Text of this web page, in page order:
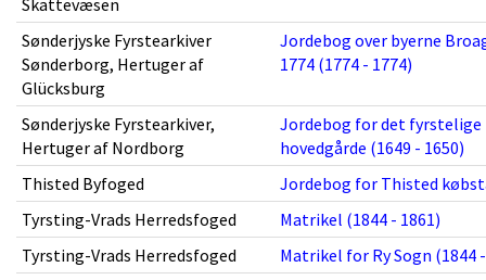
Skattevæsen
Sønderjyske Fyrstearkiver
Sønderborg, Hertuger af
Glücksburg
Jordebog over byerne
1774 (1774 - 1774)
Sønderjyske Fyrstearkiver,
Hertuger af Nordborg
Jordebog for det fyrstelige
hovedgårde (1649 - 1650)
Thisted Byfoged
Jordebog for Thisted
Tyrsting-Vrads Herredsfoged
Matrikel (1844 - 1861)
Tyrsting-Vrads Herredsfoged
Matrikel for Ry Sogn (1844